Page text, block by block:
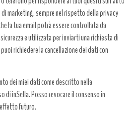
marketing, sempre nel rispetto della privacy
la tua email potrà essere controllata da
e utilizzata per inviarti una richiesta di
richiedere la cancellazione dei dati con
dei miei dati come descritto nella
di inSella. Posso revocare il consenso in
futuro.